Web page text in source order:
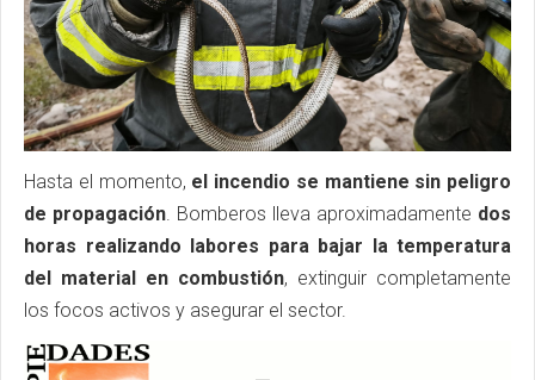
Hasta el momento, el incendio se mantiene sin peligro
de propagación. Bomberos lleva aproximadamente dos
horas realizando labores para bajar la temperatura
del material en combustión, extinguir completamente
los focos activos y asegurar el sector.